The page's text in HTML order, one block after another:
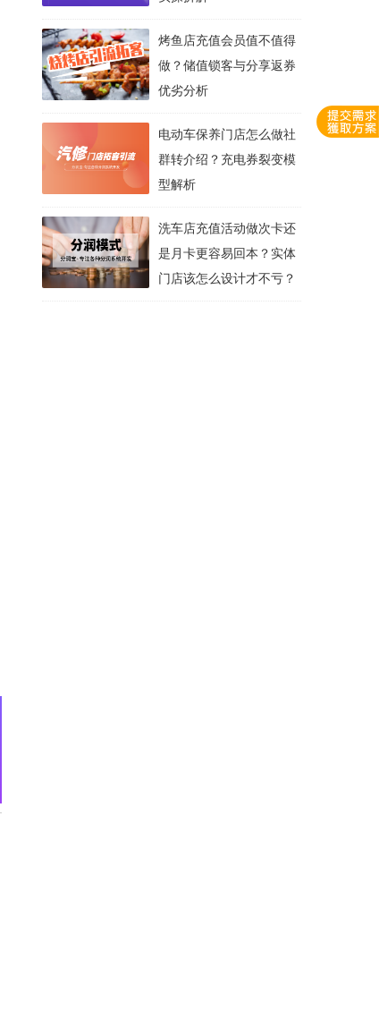
烤鱼店充值会员值不值得
做？储值锁客与分享返券
优劣分析
电动车保养门店怎么做社
群转介绍？充电券裂变模
型解析
洗车店充值活动做次卡还
是月卡更容易回本？实体
门店该怎么设计才不亏？